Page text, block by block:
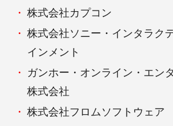
株式会社カプコン
株式会社ソニー・インタラク
インメント
ガンホー・オンライン・エン
株式会社
株式会社フロムソフトウェア